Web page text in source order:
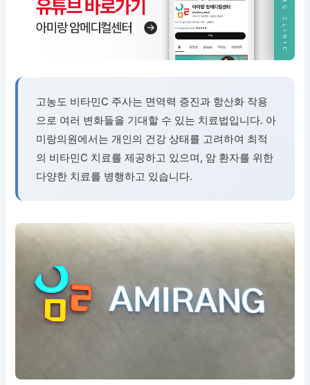
고농도 비타민C 주사는 면역력 증진과 항산화 작용
으로 여러 변화들을 기대할 수 있는 치료법입니다. 아
미랑의원에서는 개인의 건강 상태를 고려하여 최적
의 비타민C 치료를 제공하고 있으며, 암 환자를 위한
다양한 치료를 병행하고 있습니다.